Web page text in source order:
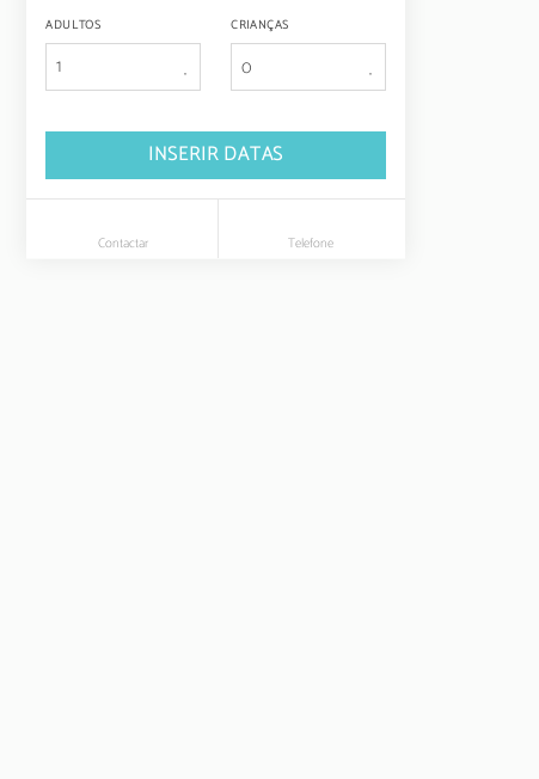
ADULTOS
1
CRIANÇAS
INSERIR DATAS
Contactar Telefone